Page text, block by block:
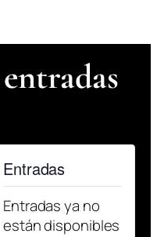
Entradas
Entradas ya no
están disponibles